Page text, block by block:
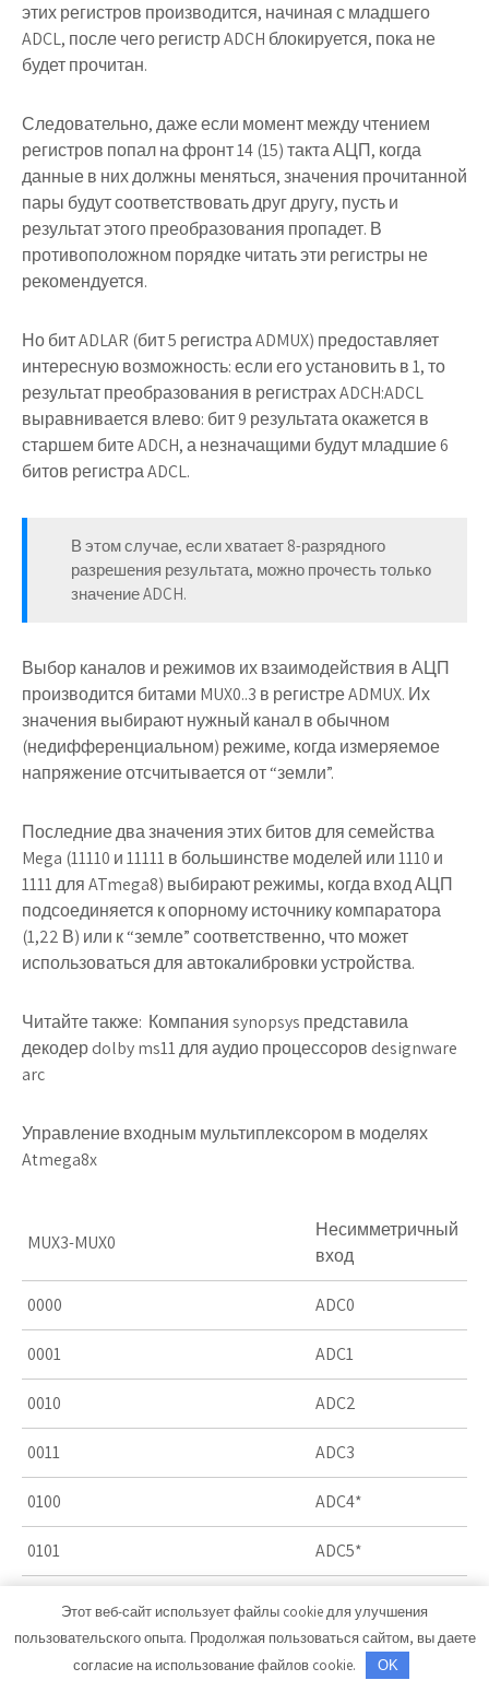
этих регистров производится, начиная с младшего
ADCL, после чего регистр ADCH блокируется, пока не
будет прочитан.
Следовательно, даже если момент между чтением
регистров попал на фронт 14 (15) такта АЦП, когда
данные в них должны меняться, значения прочитанной
пары будут соответствовать друг другу, пусть и
результат этого преобразования пропадет. В
противоположном порядке читать эти регистры не
рекомендуется.
Но битADLAR (бит 5 регистраADMUX) предоставляет
интересную возможность: если его установить в 1, то
результат преобразования в регистрахADCH:ADCL
выравнивается влево: бит 9 результата окажется в
старшем битеADCH, а незначащими будут младшие 6
битов регистраADCL.
В этом случае, если хватает 8-разрядного
разрешения результата, можно прочесть только
значениеADCH.
Выбор каналов и режимов их взаимодействия в АЦП
производится битами MUX0..3 в регистреADMUX. Их
значения выбирают нужный канал в обычном
(недифференциальном) режиме, когда измеряемое
напряжение отсчитывается от “земли”.
Последние два значения этих битов для семейства
Mega (11110 и 11111 в большинстве моделей или 1110 и
1111 для ATmega8) выбирают режимы, когда вход АЦП
подсоединяется к опорному источнику компаратора
(1,22 В) или к “земле” соответственно, что может
использоваться для автокалибровки устройства.
Читайте также: Компания synopsys представила
декодер dolby ms11 для аудио процессоров designware
arc
Управление входным мультиплексором в моделях
Atmega8x
MUX3-MUX0
Несимметричный
вход
0000 ADC0
0001 ADC1
0010 ADC2
0011 ADC3
0100 ADC4*
0101 ADC5*
0111 ADC7**
Этот веб-сайт использует файлы cookie для улучшения
пользовательского опыта. Продолжая пользоваться сайтом, вы даете
согласие на использование файлов cookie.
OK